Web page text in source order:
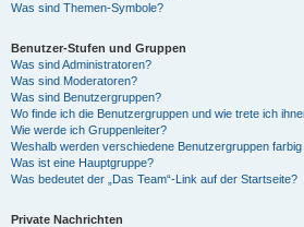
Was sind Themen-Symbole?
Benutzer-Stufen und Gruppen
Was sind Administratoren?
Was sind Moderatoren?
Was sind Benutzergruppen?
Wo finde ich die Benutzergruppen und wie trete ich
Wie werde ich Gruppenleiter?
Weshalb werden verschiedene Benutzergruppen
Was ist eine Hauptgruppe?
Was bedeutet der „Das Team“-Link auf der Startseite?
Private Nachrichten